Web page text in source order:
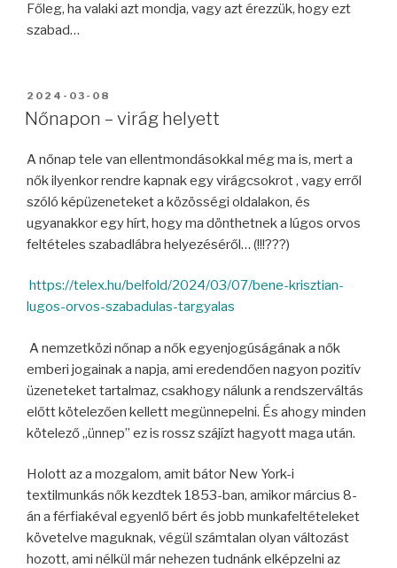
Főleg, ha valaki azt mondja, vagy azt érezzük, hogy ezt
szabad…
BEKÜLDVE:
2024-03-08
Nőnapon – virág helyett
A nőnap tele van ellentmondásokkal még ma is, mert a
nők ilyenkor rendre kapnak egy virágcsokrot , vagy erről
szóló képüzeneteket a közösségi oldalakon, és
ugyanakkor egy hírt, hogy ma dönthetnek a lúgos orvos
feltételes szabadlábra helyezéséről… (!!!???)
https://telex.hu/belfold/2024/03/07/bene-krisztian-
lugos-orvos-szabadulas-targyalas
A nemzetközi nőnap a nők egyenjogúságának a nők
emberi jogainak a napja, ami eredendően nagyon pozitív
üzeneteket tartalmaz, csakhogy nálunk a rendszerváltás
előtt kötelezően kellett megünnepelni. És ahogy minden
kötelező „ünnep” ez is rossz szájízt hagyott maga után.
Holott az a mozgalom, amit bátor New York-i
textilmunkás nők kezdtek 1853-ban, amikor március 8-
án a férfiakéval egyenlő bért és jobb munkafeltételeket
követelve maguknak, végül számtalan olyan változást
hozott, ami nélkül már nehezen tudnánk elképzelni az